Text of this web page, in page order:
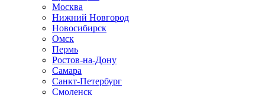
Москва
Нижний Новгород
Новосибирск
Омск
Пермь
Ростов-на-Дону
Самара
Санкт-Петербург
Смоленск